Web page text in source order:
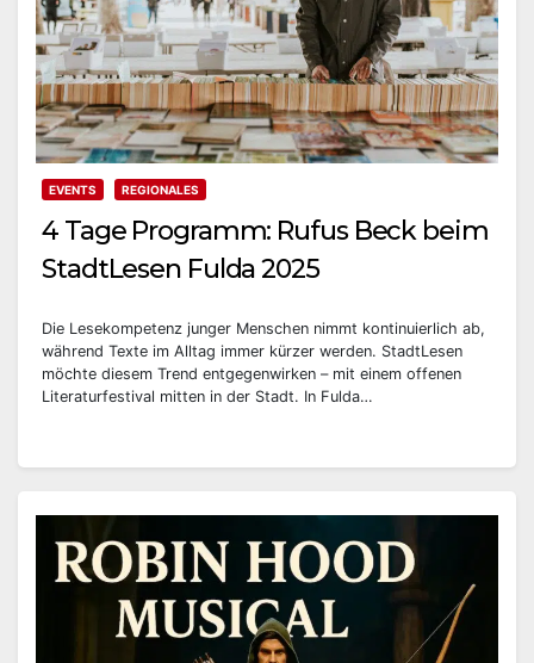
EVENTS REGIONALES
4 Tage Programm: Rufus Beck beim
StadtLesen Fulda 2025
Die Lesekompetenz junger Menschen nimmt kontinuierlich ab,
während Texte im Alltag immer kürzer werden. StadtLesen
möchte diesem Trend entgegenwirken – mit einem offenen
Literaturfestival mitten in der Stadt. In Fulda…